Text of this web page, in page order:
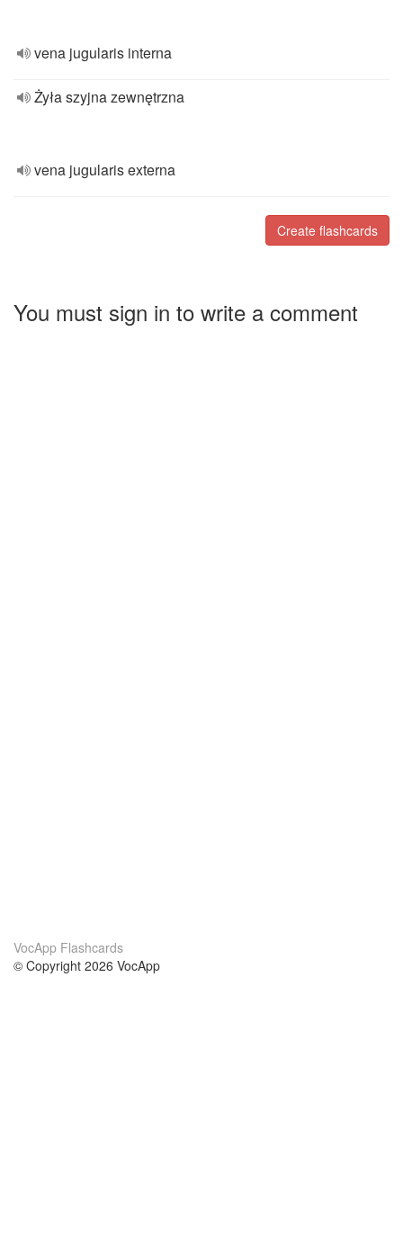
vena jugularis interna
Żyła szyjna zewnętrzna
vena jugularis externa
Create flashcards
You must sign in to write a comment
VocApp Flashcards
© Copyright 2026 VocApp